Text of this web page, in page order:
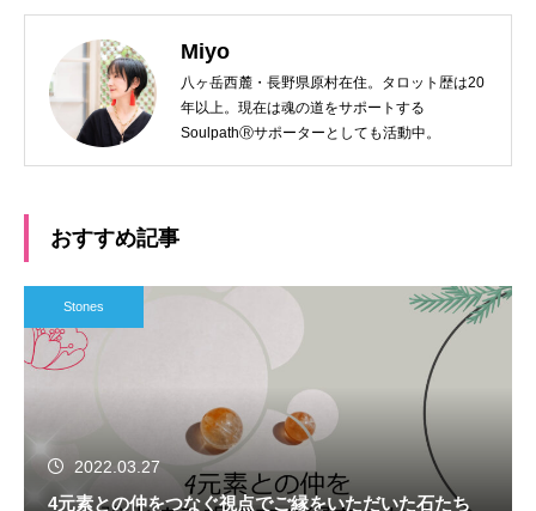
Miyo
八ヶ岳西麓・長野県原村在住。タロット歴は20
年以上。現在は魂の道をサポートする
SoulpathⓇサポーターとしても活動中。
おすすめ記事
Stones
2022.03.27
4元素との仲をつなぐ視点でご縁をいただいた石たち